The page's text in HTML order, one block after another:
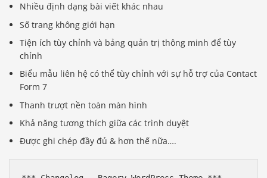
Nhiều định dạng bài viết khác nhau
Số trang không giới hạn
Tiện ích tùy chỉnh và bảng quản trị thông minh để tùy
chỉnh
Biểu mẫu liên hệ có thể tùy chỉnh với sự hỗ trợ của Contact
Form 7
Thanh trượt nền toàn màn hình
Khả năng tương thích giữa các trình duyệt
Được ghi chép đầy đủ & hơn thế nữa….